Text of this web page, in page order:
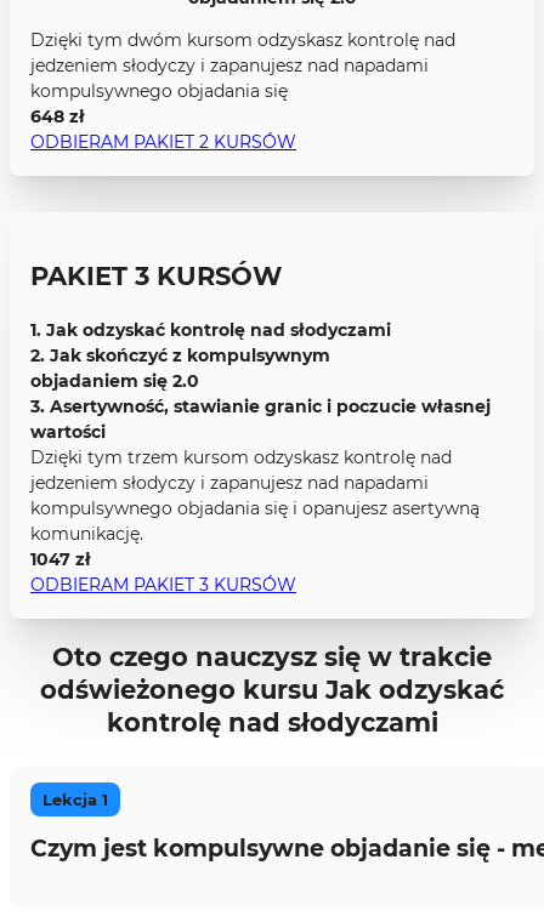
Dzięki tym dwóm kursom odzyskasz kontrolę nad
jedzeniem słodyczy i zapanujesz nad napadami
kompulsywnego objadania się
648 zł
ODBIERAM PAKIET 2 KURSÓW
PAKIET 3 KURSÓW
1. Jak odzyskać kontrolę nad słodyczami
2. Jak skończyć z kompulsywnym
objadaniem się 2.0
3. Asertywność, stawianie granic i poczucie własnej
wartości
Dzięki tym trzem kursom odzyskasz kontrolę nad
jedzeniem słodyczy i zapanujesz nad napadami
kompulsywnego objadania się i opanujesz asertywną
komunikację.
1047 zł
ODBIERAM PAKIET 3 KURSÓW
Oto czego nauczysz się w trakcie
odświeżonego kursu Jak odzyskać
kontrolę nad słodyczami
Lekcja 1
Czym jest kompulsywne objadanie się -